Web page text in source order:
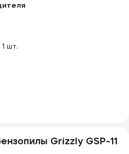
шт.
Grizzly GSP-11